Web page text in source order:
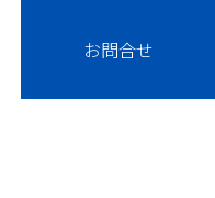
お問合せ